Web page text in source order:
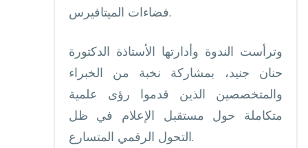
فضاءات الميتافيرس.
حنان جنيد، بمشاركة نخبة من الخبراء
والمتخصصين الذين قدموا رؤى علمية
متكاملة حول مستقبل الإعلام في ظل
التحول الرقمي المتسارع.